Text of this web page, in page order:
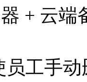
器 + 云
工手